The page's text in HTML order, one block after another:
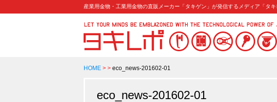
産業用金物・工業用金物の直販メーカー「タキゲン」が発信するメディア「タキ
HOME > > eco_news-201602-01
eco_news-201602-01